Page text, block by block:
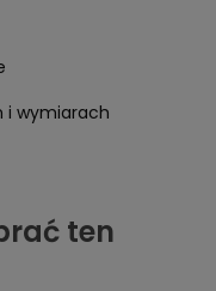
i wymiarach
ten